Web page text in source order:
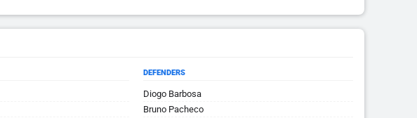
DEFENDERS
Diogo Barbosa
Bruno Pacheco